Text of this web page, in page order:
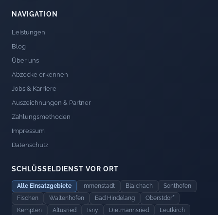
NAVIGATION
Leistungen
Blog
Über uns
Abzocke erkennen
Jobs & Karriere
Auszeichnungen & Partner
Zahlungsmethoden
Impressum
Datenschutz
SCHLÜSSELDIENST VOR ORT
Alle Einsatzgebiete Immenstadt Blaichach
Sonthofen
Fischen
Waltenhofen Bad Hindelang
Oberstdorf
Kempten
Altusried Isny Dietmannsried
Leutkirch